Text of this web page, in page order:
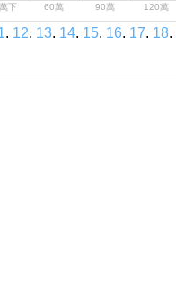
下 60萬 90萬 120萬
. 12. 13. 14. 15. 16. 17. 18.